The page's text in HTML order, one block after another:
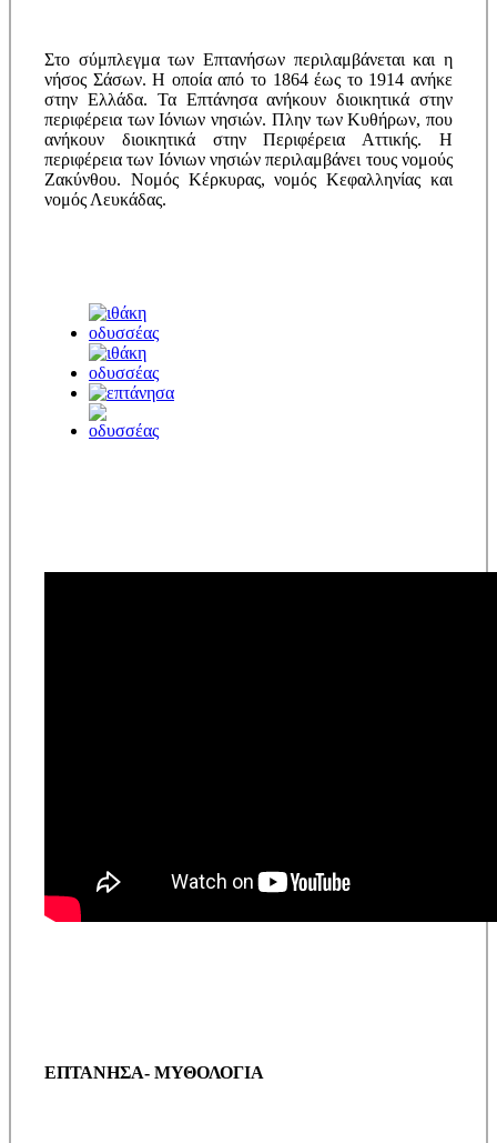
Στο σύμπλεγμα των Επτανήσων περιλαμβάνεται και η
νήσος Σάσων. Η οποία από το 1864 έως το 1914 ανήκε
στην Ελλάδα. Τα Επτάνησα ανήκουν διοικητικά στην
περιφέρεια των Ιόνιων νησιών. Πλην των Κυθήρων, που
ανήκουν διοικητικά στην Περιφέρεια Αττικής. Η
περιφέρεια των Ιόνιων νησιών περιλαμβάνει τους νομούς
Ζακύνθου. Νομός Κέρκυρας, νομός Κεφαλληνίας και
νομός Λευκάδας.
ΕΠΤΑΝΗΣΑ- ΜΥΘΟΛΟΓΙΑ